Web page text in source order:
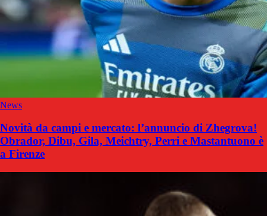
News
Novità da campi e mercato: l’annuncio di Zhegrova!
Obrador, Dibu, Gila, Meichtry, Perri e Mastantuono è
a Firenze